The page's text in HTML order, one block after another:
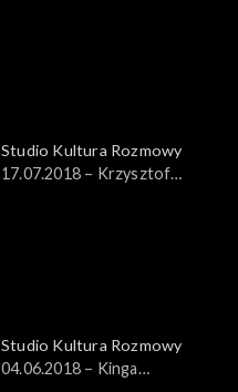
Studio Kultura Rozmowy
17.07.2018 – Krzysztof
Studio Kultura Rozmowy
04.06.2018 – Kinga